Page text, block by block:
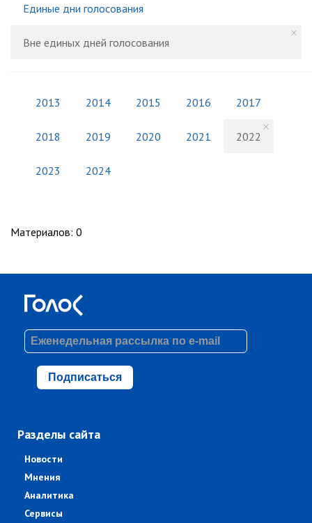
Единые дни голосования
Вне единых дней голосования
2013 2014 2015 2016 2017
2018 2019 2020 2021 2022
2023 2024
Материалов: 0
Подписаться
Разделы сайта
Новости
Мнения
Аналитика
Сервисы